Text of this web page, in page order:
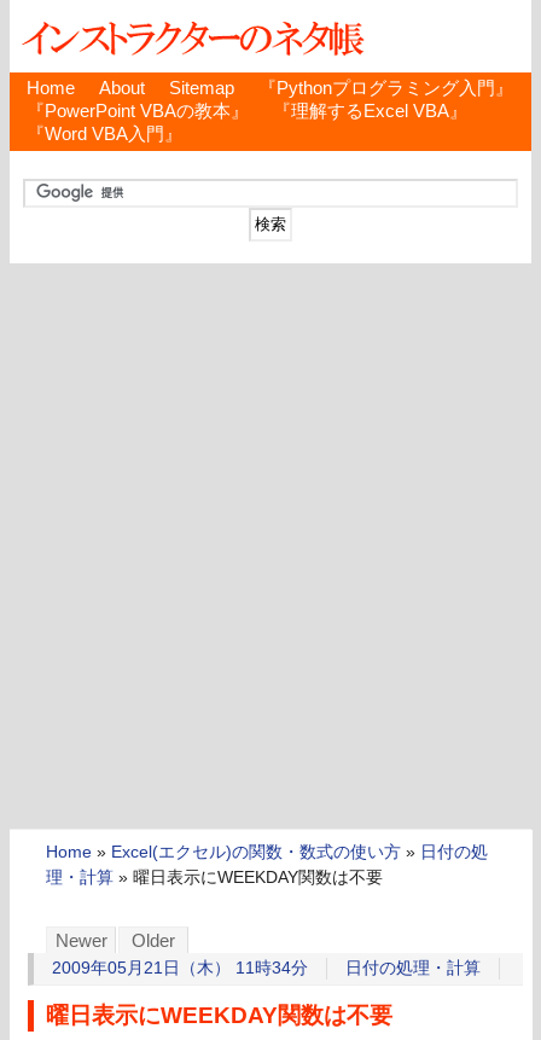
Home About Sitemap
『Pythonプログラミング入門』
『PowerPoint VBAの教本』
『理解するExcel VBA』
『Word VBA入門』
Home » Excel(エクセル)の関数・数式の使い方 » 日付の処
理・計算 » 曜日表示にWEEKDAY関数は不要
Newer Older
2009年05月21日（木） 11時34分 日付の処理・計算
曜日表示にWEEKDAY関数は不要